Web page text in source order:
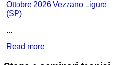
...
Read more